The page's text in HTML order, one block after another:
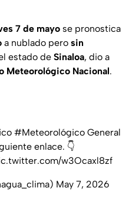
7 de mayo se pronostica
a nublado pero sin
estado de Sinaloa, dio a
Meteorológico Nacional.
#Meteorológico General
enlace. 👇
w3Ocaxl8zf
May 7, 2026